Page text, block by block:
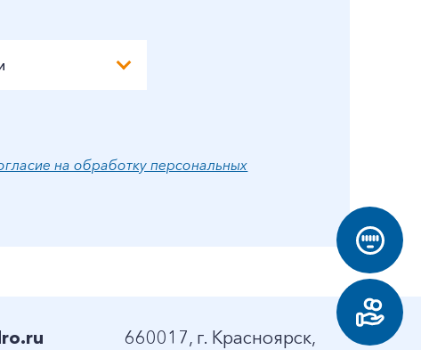
на обработку персональных
660017, г. Красноярск,